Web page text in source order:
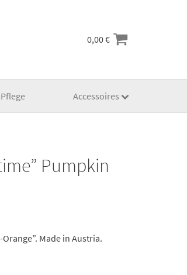
0,00€
Pflege Accessoires
Pumpkin
Made in Austria.